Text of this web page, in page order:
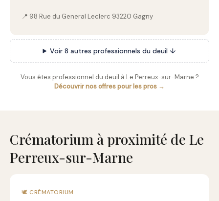
📍 98 Rue du General Leclerc 93220 Gagny
Voir 8 autres professionnels du deuil ↓
Vous êtes professionnel du deuil à Le Perreux-sur-Marne ?
Découvrir nos offres pour les pros →
Crématorium à proximité de Le
Perreux-sur-Marne
🕊️ CRÉMATORIUM